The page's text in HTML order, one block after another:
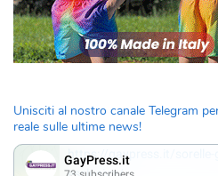
Unisciti al nostro canale Telegram
reale sulle ultime news!